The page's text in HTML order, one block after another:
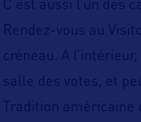
C’est aussi l’un des
Rendez-vous au
créneau. A
salle des votes, et
Tradition américaine